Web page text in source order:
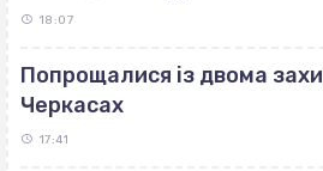
18:07
Попрощалися із двома
Черкасах
17:41